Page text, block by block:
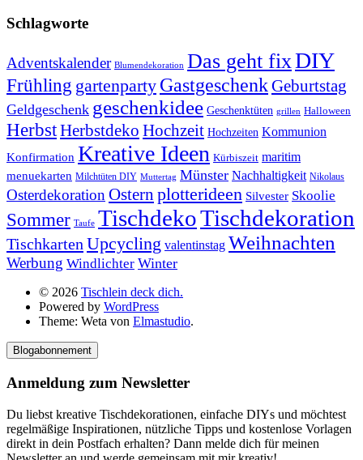
Schlagworte
Adventskalender Blumendekoration Das geht fixDIY
Frühling gartenparty GastgeschenkGeburtstag
Geldgeschenk geschenkidee Geschenktüten grillen Halloween
HerbstHerbstdeko Hochzeit Hochzeiten Kommunion
Konfirmation Kreative Ideen Kürbiszeit maritim
menuekarten Milchtüten DIY Muttertag Münster Nachhaltigkeit Nikolaus
Osterdekoration Ostern plotterideen Silvester Skoolie
Sommer Taufe TischdekoTischdekoration
Tischkarten Upcycling valentinstag Weihnachten
Werbung Windlichter Winter
© 2026 Tischlein deck dich.
Powered by WordPress
Theme: Weta von Elmastudio.
Blogabonnement
Anmeldung zum Newsletter
Du liebst kreative Tischdekorationen, einfache DIYs und möchtest
regelmäßige Inspirationen, nützliche Tipps und kostenlose Vorlagen
direkt in dein Postfach erhalten? Dann melde dich für meinen